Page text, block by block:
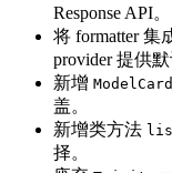
Response API。
将 formatter 集
provider 提供默
新增 ModelCard
盖。
新增类方法
择。